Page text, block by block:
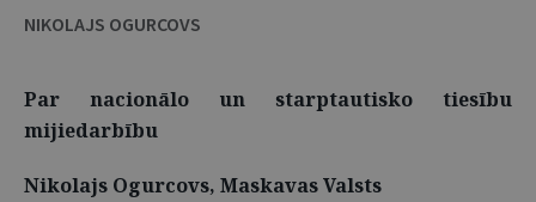
NIKOLAJS OGURCOVS
Par nacionālo un starptautisko tiesību
mijiedarbību
Nikolajs Ogurcovs, Maskavas Valsts